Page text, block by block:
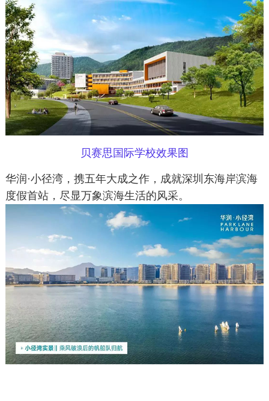
贝赛思国际学校效果图
华润·小径湾，携五年大成之作，成就深圳东海岸滨海
度假首站，尽显万象滨海生活的风采。